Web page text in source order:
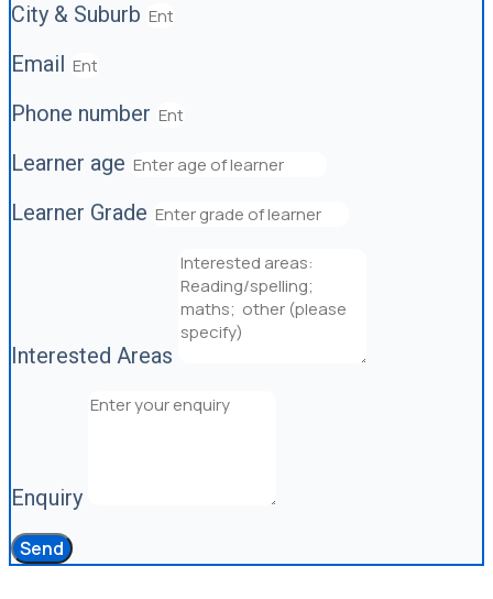
City & Suburb
Email
Phone number
Learner age
Learner Grade
Interested Areas
Enquiry
Send